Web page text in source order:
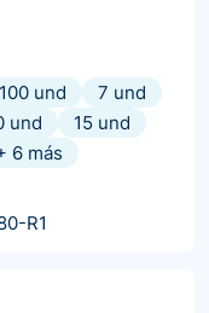
100 und
7 und
und
15 und
6 más
R1